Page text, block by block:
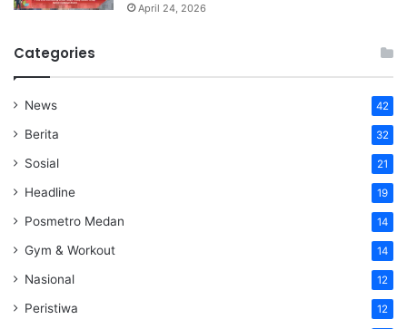
April 24, 2026
Categories
News 42
Berita 32
Sosial 21
Headline 19
Posmetro Medan 14
Gym & Workout 14
Nasional 12
Peristiwa 12